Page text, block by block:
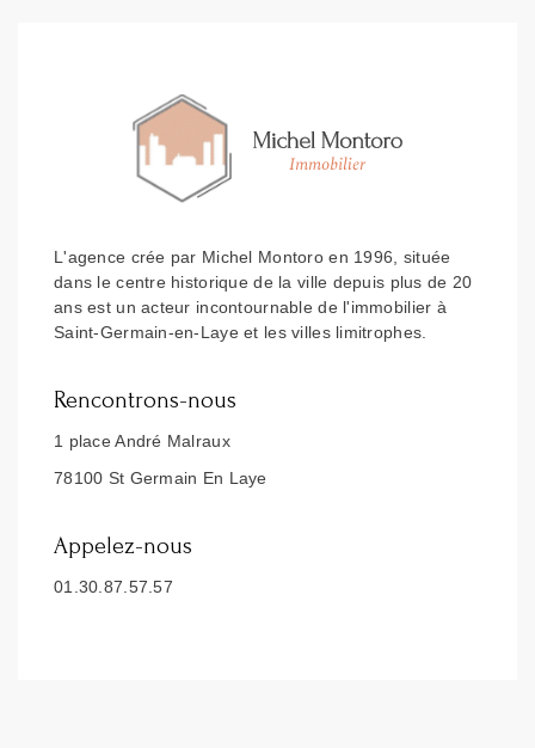
L'agence crée par Michel Montoro en 1996, située
dans le centre historique de la ville depuis plus de 20
ans est un acteur incontournable de l'immobilier à
Saint-Germain-en-Laye et les villes limitrophes.
Rencontrons-nous
1 place André Malraux
78100 St Germain En Laye
Appelez-nous
01.30.87.57.57